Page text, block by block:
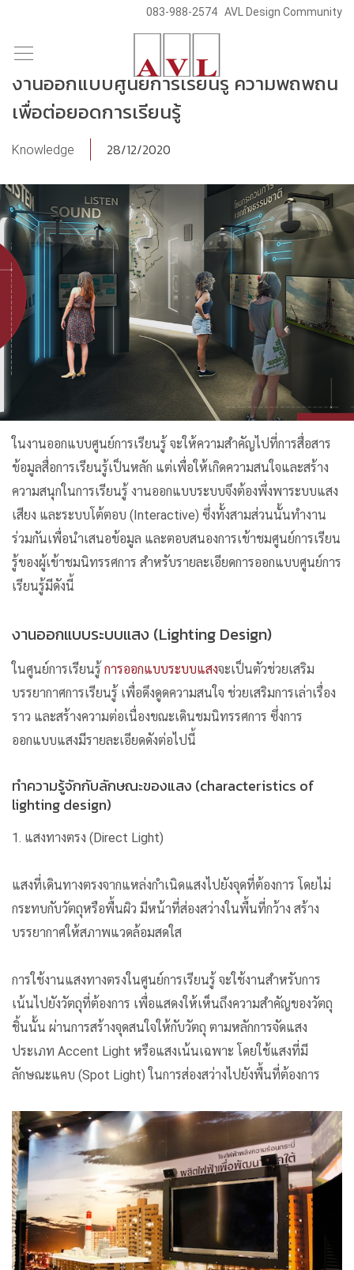
content
083-988-2574 AVL Design Community
งานออกแบบศูนย์การเรียนรู้ ความพิถีพิถัน
เพื่อต่อยอดการเรียนรู้
Knowledge 28/12/2020
ในงานออกแบบศูนย์การเรียนรู้ จะให้ความสำคัญไปที่การสื่อสาร
ข้อมูลสื่อการเรียนรู้เป็นหลัก แต่เพื่อให้เกิดความสนใจและสร้าง
ความสนุกในการเรียนรู้ งานออกแบบระบบจึงต้องพึ่งพาระบบแสง
เสียง และระบบโต้ตอบ (Interactive) ซึ่งทั้งสามส่วนนั้นทำงาน
ร่วมกันเพื่อนำเสนอข้อมูล และตอบสนองการเข้าชมศูนย์การเรียน
รู้ของผู้เข้าชมนิทรรศการ สำหรับรายละเอียดการออกแบบศูนย์การ
เรียนรู้มีดังนี้
งานออกแบบระบบแสง (Lighting Design)
ในศูนย์การเรียนรู้ การออกแบบระบบแสงจะเป็นตัวช่วยเสริม
บรรยากาศการเรียนรู้ เพื่อดึงดูดความสนใจ ช่วยเสริมการเล่าเรื่อง
ราว และสร้างความต่อเนื่องขณะเดินชมนิทรรศการ ซึ่งการ
ออกแบบแสงมีรายละเอียดดังต่อไปนี้
ทำความรู้จักกับลักษณะของแสง (characteristics of
lighting design)
1. แสงทางตรง (Direct Light)
แสงที่เดินทางตรงจากแหล่งกำเนิดแสงไปยังจุดที่ต้องการ โดยไม่
กระทบกับวัตถุหรือพื้นผิว มีหน้าที่ส่องสว่างในพื้นที่กว้าง สร้าง
บรรยากาศให้สภาพแวดล้อมสดใส
การใช้งานแสงทางตรงในศูนย์การเรียนรู้ จะใช้งานสำหรับการ
เน้นไปยังวัตถุที่ต้องการ เพื่อแสดงให้เห็นถึงความสำคัญของวัตถุ
ชิ้นนั้น ผ่านการสร้างจุดสนใจให้กับวัตถุ ตามหลักการจัดแสง
ประเภท Accent Light หรือแสงเน้นเฉพาะ โดยใช้แสงที่มี
ลักษณะแคบ (Spot Light) ในการส่องสว่างไปยังพื้นที่ต้องการ